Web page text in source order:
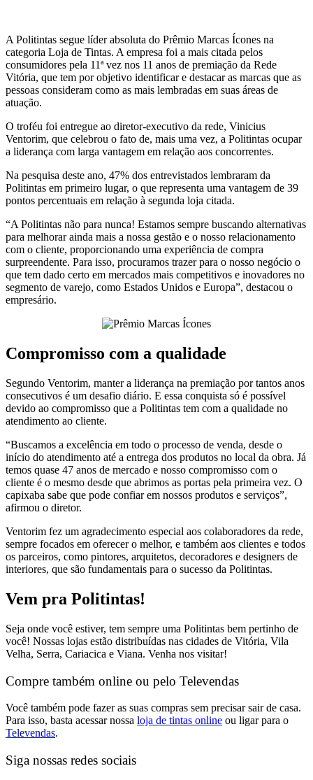
A Politintas segue líder absoluta do Prêmio Marcas Ícones na
categoria Loja de Tintas. A empresa foi a mais citada pelos
consumidores pela 11ª vez nos 11 anos de premiação da Rede
Vitória, que tem por objetivo identificar e destacar as marcas que as
pessoas consideram como as mais lembradas em suas áreas de
atuação.
O troféu foi entregue ao diretor-executivo da rede, Vinicius
Ventorim, que celebrou o fato de, mais uma vez, a Politintas ocupar
a liderança com larga vantagem em relação aos concorrentes.
Na pesquisa deste ano, 47% dos entrevistados lembraram da
Politintas em primeiro lugar, o que representa uma vantagem de 39
pontos percentuais em relação à segunda loja citada.
“A Politintas não para nunca! Estamos sempre buscando alternativas
para melhorar ainda mais a nossa gestão e o nosso relacionamento
com o cliente, proporcionando uma experiência de compra
surpreendente. Para isso, procuramos trazer para o nosso negócio o
que tem dado certo em mercados mais competitivos e inovadores no
segmento de varejo, como Estados Unidos e Europa”, destacou o
empresário.
Compromisso com a qualidade
Segundo Ventorim, manter a liderança na premiação por tantos anos
consecutivos é um desafio diário. E essa conquista só é possível
devido ao compromisso que a Politintas tem com a qualidade no
atendimento ao cliente.
“Buscamos a excelência em todo o processo de venda, desde o
início do atendimento até a entrega dos produtos no local da obra. Já
temos quase 47 anos de mercado e nosso compromisso com o
cliente é o mesmo desde que abrimos as portas pela primeira vez. O
capixaba sabe que pode confiar em nossos produtos e serviços”,
afirmou o diretor.
Ventorim fez um agradecimento especial aos colaboradores da rede,
sempre focados em oferecer o melhor, e também aos clientes e todos
os parceiros, como pintores, arquitetos, decoradores e designers de
interiores, que são fundamentais para o sucesso da Politintas.
Vem pra Politintas!
Seja onde você estiver, tem sempre uma Politintas bem pertinho de
você! Nossas lojas estão distribuídas nas cidades de Vitória, Vila
Velha, Serra, Cariacica e Viana. Venha nos visitar!
Compre também online ou pelo Televendas
Você também pode fazer as suas compras sem precisar sair de casa.
Para isso, basta acessar nossa loja de tintas online ou ligar para o
Televendas.
Siga nossas redes sociais